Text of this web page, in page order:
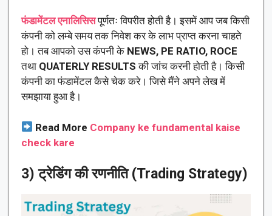
फंडामेंटल एनालिसिसपूर्णतः विपरीत होती है। इसमें आप जब किसी
कंपनी को लम्बे समय तक निवेश कर के लाभ प्राप्त करना चाहते
हो। तब आपको उस कंपनी के NEWS, PE RATIO, ROCE
तथा QUATERLY RESULTS की जांच करनी होती है। किसी
कंपनी का फंडामेंटल कैसे चेक करे। जिसे मैंने अपने लेख में
समझाया हुआ है।
Read More Company ke fundamental kaise
check kare
3) ट्रेडिंग की रणनीति (Trading Strategy)